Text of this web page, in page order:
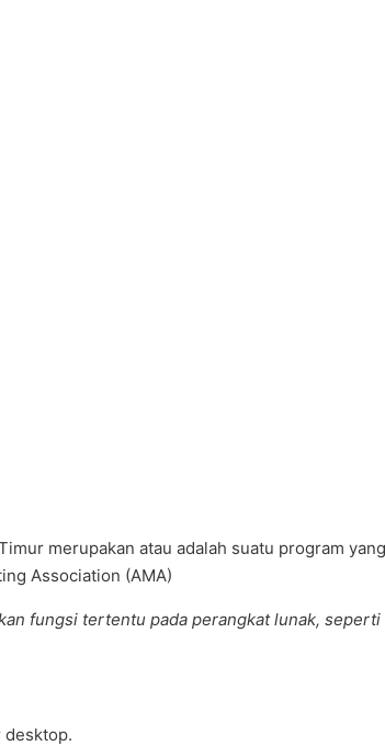
merupakan atau adalah suatu program
Association (AMA)
fungsi tertentu pada perangkat lunak,
desktop.